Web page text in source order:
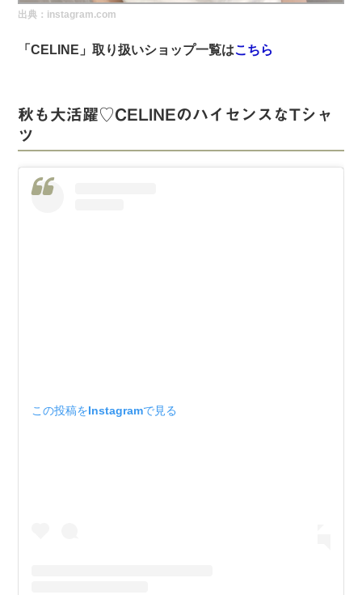
出典：instagram.com
「CELINE」取り扱いショップ一覧はこちら
秋も大活躍♡CELINEのハイセンスなTシャ
ツ
この投稿をInstagramで見る